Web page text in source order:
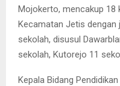
Mojokerto, mencakup 18
Kecamatan Jetis dengan
sekolah, disusul
sekolah, Kutorejo 11
Kepala Bidang